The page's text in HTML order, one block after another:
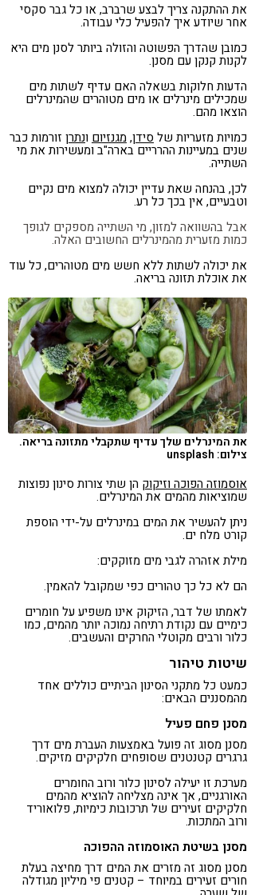
את ההתקנה צריך לבצע שרברב, או כל גבר סקסי
אחר שיודע איך להפעיל כלי עבודה.
כמובן שהדרך הפשוטה והזולה ביותר לסנן מים היא
לקנות קנקן עם מסנן.
הדעות חלוקות בשאלה האם עדיף לשתות מים
שמכילים מינרלים או מים מטוהרים שהמינרלים
הוצאו מהם.
כמויות מזעריות של סידן,מגנזיום ונתרן זורמות כבר
שנים במעיינות ההרריים בארה"ב ומעשירות את מי
השתייה.
לכן, בהנחה שאת עדיין יכולה למצוא מים נקיים
וטבעיים, אין בכך כל רע.
אבל בהשוואה למזון, מי השתייה מספקים לגופך
כמות מזערית מהמינרלים החשובים האלה.
את יכולה לשתות ללא חשש מים מטוהרים, כל עוד
את אוכלת תזונה בריאה.
את המינרלים שלך עדיף שתקבלי מתזונה בריאה.
צילום: unsplash
אוסמוזה הפוכה וזיקוק הן שתי צורות סינון נפוצות
שמוציאות מהמים את המינרלים.
ניתן להעשיר את המים במינרלים על-ידי הוספת
קורט מלח ים.
מילת אזהרה לגבי מים מזוקקים:
הם לא כל כך טהורים כפי שמקובל להאמין.
לאמתו של דבר, הזיקוק אינו משפיע על חומרים
כימיים עם נקודת רתיחה נמוכה יותר מהמים, כמו
כלור ורבים מקוטלי החרקים והעשבים.
שיטות טיהור
כמעט כל מתקני הסינון הביתיים כוללים אחד
מהמסננים הבאים:
מסנן פחם פעיל
מסנן מסוג זה פועל באמצעות העברת מים דרך
גרגרים קטנטנים שסופחים חלקיקים מזיקים.
מערכת זו יעילה לסינון כלור ורוב החומרים
האורגניים, אך אינה מצליחה להוציא מהמים
חלקיקים זעירים של תרכובות כימיות, פלואוריד
ורוב המתכות.
מסנן בשיטת האוסמוזה ההפוכה
מסנן מסוג זה מזרים את המים דרך מחיצה בעלת
חורים זעירים במיוחד – קטנים פי מיליון מגודלה